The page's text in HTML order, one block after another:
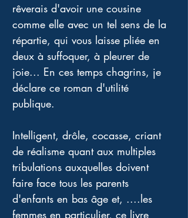
rêverais d'avoir une cousine
comme elle avec un tel sens de la
répartie, qui vous laisse pliée en
deux à suffoquer, à pleurer de
joie... En ces temps chagrins, je
déclare ce roman d'utilité
publique.
Intelligent, drôle, cocasse, criant
de réalisme quant aux multiples
tribulations auxquelles doivent
faire face tous les parents
d'enfants en bas âge et, ....les
femmes en particulier, ce livre